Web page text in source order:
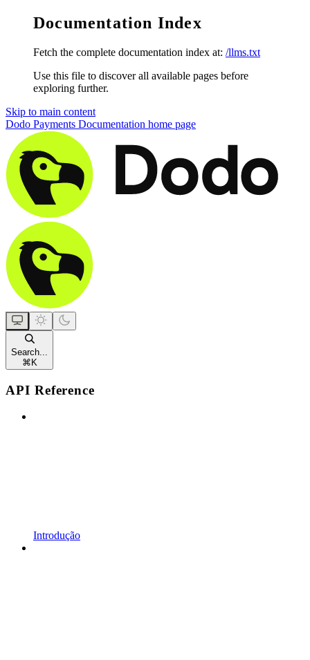
Documentation Index
Fetch the complete documentation index at: /llms.txt
Use this file to discover all available pages before
exploring further.
Skip to main content
Dodo Payments Documentation home page
Search...
⌘ K
API Reference
Introdução